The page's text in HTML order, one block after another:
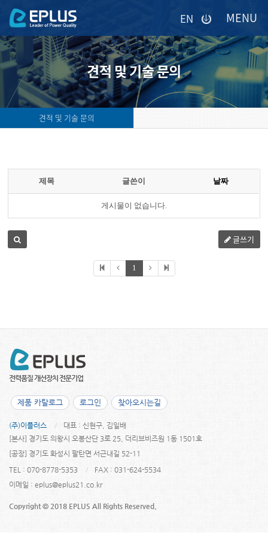
입력하시면
답변
등록
답변이
전송됩니다.
EN
견적 및 기술 문의
견적 및 기술 문의
제목 글쓴이 날짜
게시물이 없습니다.
글쓰기
1
제품 카탈로그 로그인 찾아오시는길
(주)이플러스
대표 : 신현구, 김일배
[본사] 경기도 의왕시 오봉산단 3로 25, 더리브비즈원 1동 1501호
[공장] 경기도 화성시 팔탄면 서근내길 52-11
TEL : 070-8778-5353
FAX : 031-624-5534
이메일 : eplus@eplus21.co.kr
Copyright © 2018 EPLUS All Rights Reserved.